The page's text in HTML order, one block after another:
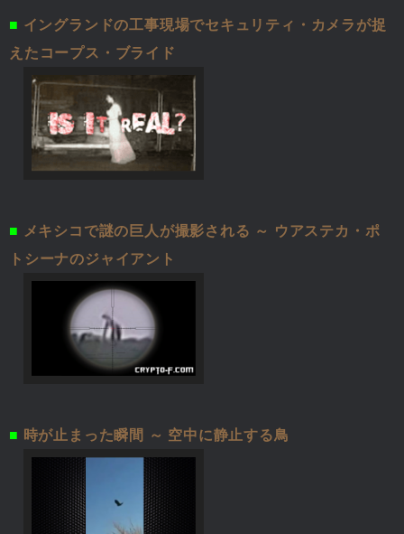
■ イングランドの工事現場でセキュリティ・カメラが捉
えたコープス・ブライド
■ メキシコで謎の巨人が撮影される ～ ウアステカ・ポ
トシーナのジャイアント
■ 時が止まった瞬間 ～ 空中に静止する鳥